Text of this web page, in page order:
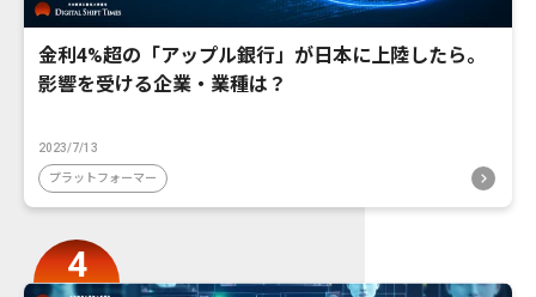
金利4%超の「アップル銀行」が日本に上陸したら。
影響を受ける企業・業種は？
2023/7/13
プラットフォーマー